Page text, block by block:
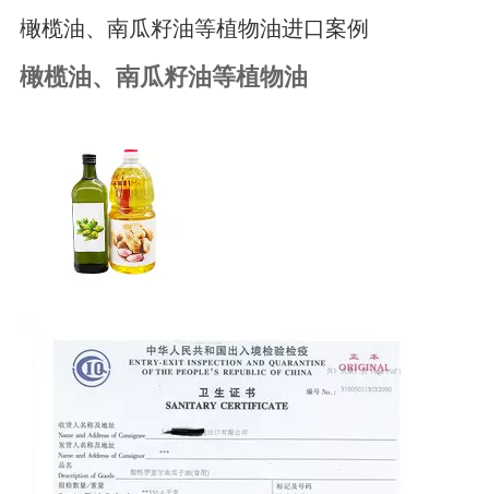
橄榄油、南瓜籽油等植物油进口案例
橄榄油、南瓜籽油等植物油